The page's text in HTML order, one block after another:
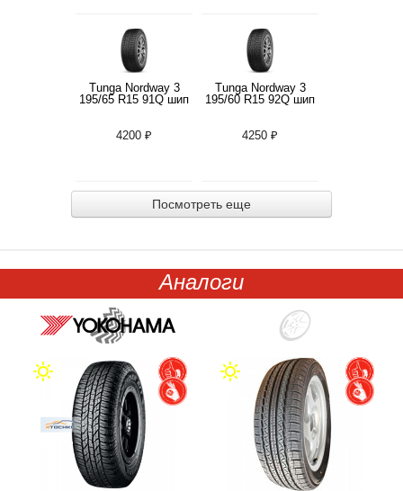
Tunga Nordway 3
195/65 R15 91Q шип
4200 ₽
Tunga Nordway 3
195/60 R15 92Q шип
4250 ₽
Посмотреть еще
Аналоги